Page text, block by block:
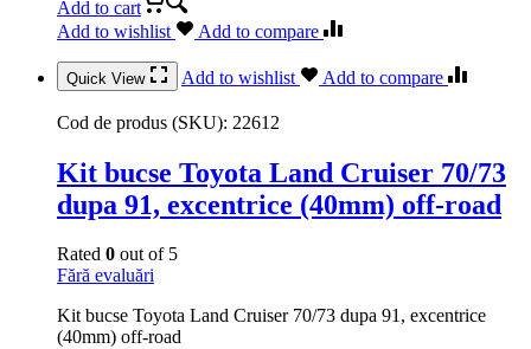
Add to cart
Add to wishlist
Add to compare
Quick View Add to wishlist Add to compare
Cod de produs (SKU): 22612
Kit bucse Toyota Land Cruiser 70/73
dupa 91, excentrice (40mm) off-road
Rated 0 out of 5
Fără evaluări
Kit bucse Toyota Land Cruiser 70/73 dupa 91, excentrice
(40mm) off-road